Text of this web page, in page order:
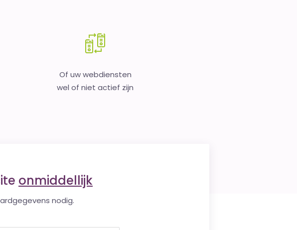
Of uw webdiensten
wel of niet actief zijn
onmiddellijk
nodig.